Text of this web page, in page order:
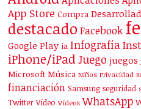
App Store Compra
destacado Facebook
Google Play ia Infografía
iPhone/iPad Juego juegos
Microsoft Música Niños Privacidad
financiación Samsung seguridad
Twitter Vídeo Vídeos WhatsApp